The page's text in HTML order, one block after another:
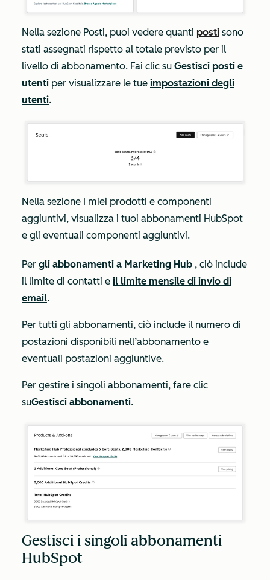
Nella sezione Posti, puoi vedere quanti posti sono
stati assegnati rispetto al totale previsto per il
livello di abbonamento. Fai clic su Gestisci posti e
utenti per visualizzare le tue impostazioni degli
utenti.
Nella sezione I miei prodotti e componenti
aggiuntivi, visualizza i tuoi abbonamenti HubSpot
e gli eventuali componenti aggiuntivi.
Per gli abbonamenti a Marketing Hub , ciò include
il limite di contatti e il limite mensile di invio di
email.
Per tutti gli abbonamenti, ciò include il numero di
postazioni disponibili nell’abbonamento e
eventuali postazioni aggiuntive.
Per gestire i singoli abbonamenti, fare clic
suGestisci abbonamenti.
Gestisci i singoli abbonamenti
HubSpot